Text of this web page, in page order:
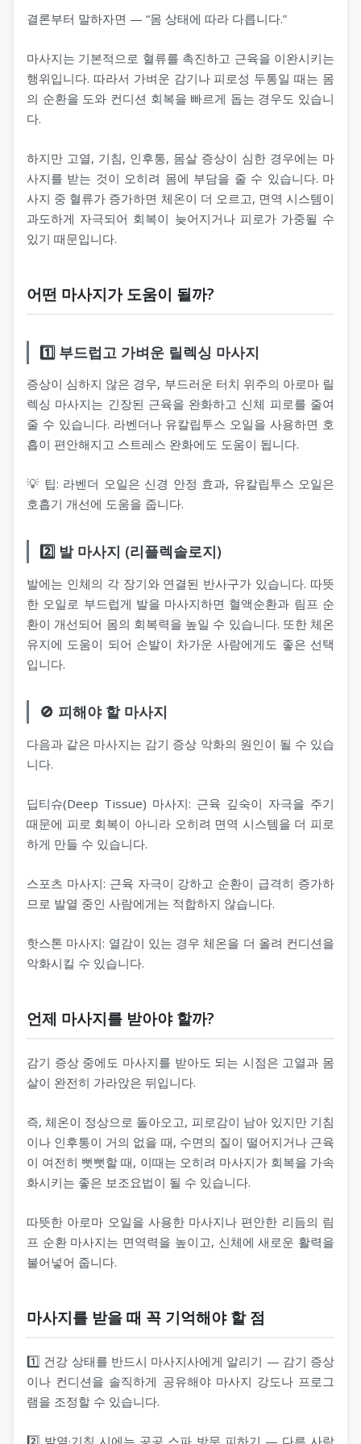
결론부터 말하자면 — “몸 상태에 따라 다릅니다.”
마사지는 기본적으로 혈류를 촉진하고 근육을 이완시키는
행위입니다. 따라서 가벼운 감기나 피로성 두통일 때는 몸
의 순환을 도와 컨디션 회복을 빠르게 돕는 경우도 있습니
다.
하지만 고열, 기침, 인후통, 몸살 증상이 심한 경우에는 마
사지를 받는 것이 오히려 몸에 부담을 줄 수 있습니다. 마
사지 중 혈류가 증가하면 체온이 더 오르고, 면역 시스템이
과도하게 자극되어 회복이 늦어지거나 피로가 가중될 수
있기 때문입니다.
어떤 마사지가 도움이 될까?
1️⃣ 부드럽고 가벼운 릴렉싱 마사지
증상이 심하지 않은 경우, 부드러운 터치 위주의 아로마 릴
렉싱 마사지는 긴장된 근육을 완화하고 신체 피로를 줄여
줄 수 있습니다. 라벤더나 유칼립투스 오일을 사용하면 호
흡이 편안해지고 스트레스 완화에도 도움이 됩니다.
💡 팁: 라벤더 오일은 신경 안정 효과, 유칼립투스 오일은
호흡기 개선에 도움을 줍니다.
2️⃣ 발 마사지 (리플렉솔로지)
발에는 인체의 각 장기와 연결된 반사구가 있습니다. 따뜻
한 오일로 부드럽게 발을 마사지하면 혈액순환과 림프 순
환이 개선되어 몸의 회복력을 높일 수 있습니다. 또한 체온
유지에 도움이 되어 손발이 차가운 사람에게도 좋은 선택
입니다.
🚫 피해야 할 마사지
다음과 같은 마사지는 감기 증상 악화의 원인이 될 수 있습
니다.
딥티슈(Deep Tissue) 마사지: 근육 깊숙이 자극을 주기
때문에 피로 회복이 아니라 오히려 면역 시스템을 더 피로
하게 만들 수 있습니다.
스포츠 마사지: 근육 자극이 강하고 순환이 급격히 증가하
므로 발열 중인 사람에게는 적합하지 않습니다.
핫스톤 마사지: 열감이 있는 경우 체온을 더 올려 컨디션을
악화시킬 수 있습니다.
언제 마사지를 받아야 할까?
감기 증상 중에도 마사지를 받아도 되는 시점은 고열과 몸
살이 완전히 가라앉은 뒤입니다.
즉, 체온이 정상으로 돌아오고, 피로감이 남아 있지만 기침
이나 인후통이 거의 없을 때, 수면의 질이 떨어지거나 근육
이 여전히 뻣뻣할 때, 이때는 오히려 마사지가 회복을 가속
화시키는 좋은 보조요법이 될 수 있습니다.
따뜻한 아로마 오일을 사용한 마사지나 편안한 리듬의 림
프 순환 마사지는 면역력을 높이고, 신체에 새로운 활력을
불어넣어 줍니다.
마사지를 받을 때 꼭 기억해야 할 점
1️⃣ 건강 상태를 반드시 마사지사에게 알리기 — 감기 증상
이나 컨디션을 솔직하게 공유해야 마사지 강도나 프로그
램을 조정할 수 있습니다.
2️⃣ 발열·기침 시에는 공공 스파 방문 피하기 — 다른 사람